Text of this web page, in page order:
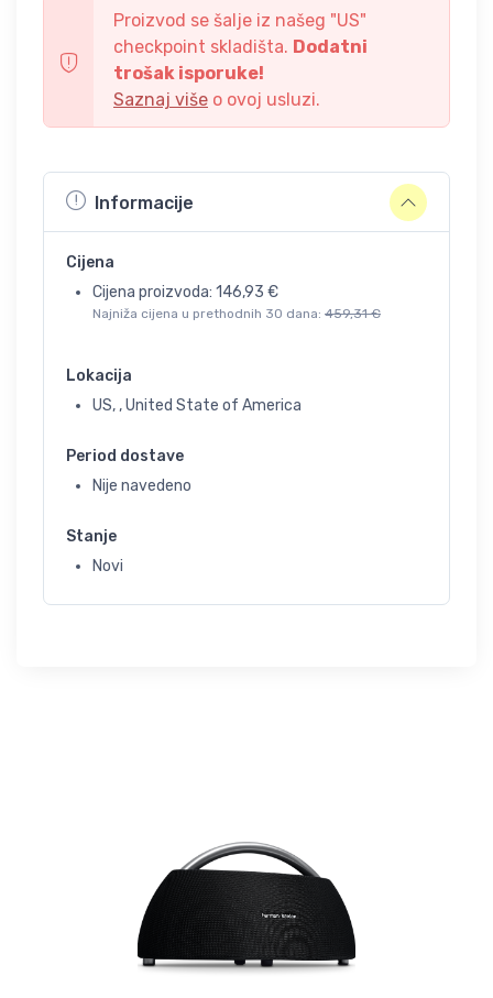
Proizvod se šalje iz našeg "US"
checkpoint skladišta. Dodatni
trošak isporuke!
Saznaj više o ovoj usluzi.
Informacije
Cijena
Cijena proizvoda: 146,93 €
Najniža cijena u prethodnih 30 dana: 459,31 €
Lokacija
US, , United State of America
Period dostave
Nije navedeno
Stanje
Novi